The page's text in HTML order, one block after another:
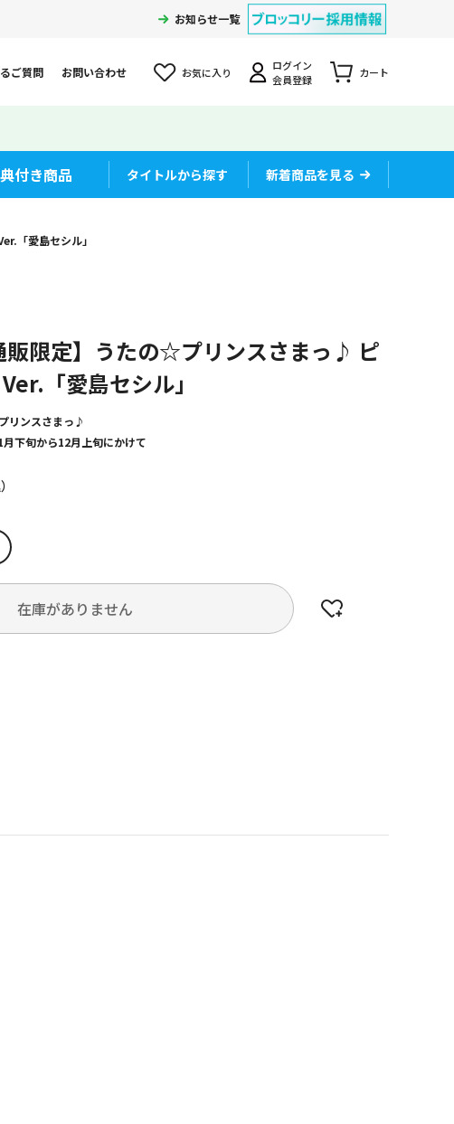
お知らせ一覧
ご質問 お問い合わせ お気に入り
ログイン
会員登録
カート
付き商品 タイトルから探す 新着商品を見る
「愛島セシル」
販限定】うたの☆プリンスさまっ♪ ピ
「愛島セシル」
リンスさまっ♪
下旬から12月上旬にかけて
在庫がありません